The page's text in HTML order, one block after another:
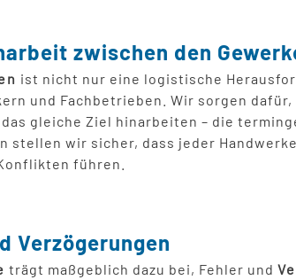
zwischen den
ist nicht nur eine logistische
und Fachbetrieben. Wir sorgen
gleiche Ziel hinarbeiten – die
stellen wir sicher, dass jeder
führen.
Verzögerungen
trägt maßgeblich dazu bei, Fehler und